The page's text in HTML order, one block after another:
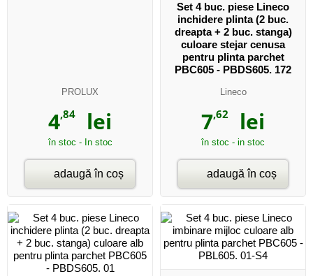
PROLUX
4,84 lei
în stoc - In stoc
adaugă în coș
Set 4 buc. piese Lineco
inchidere plinta (2 buc.
dreapta + 2 buc. stanga)
culoare stejar cenusa
pentru plinta parchet
PBC605 - PBDS605. 172
Lineco
7,62 lei
în stoc - in stoc
adaugă în coș